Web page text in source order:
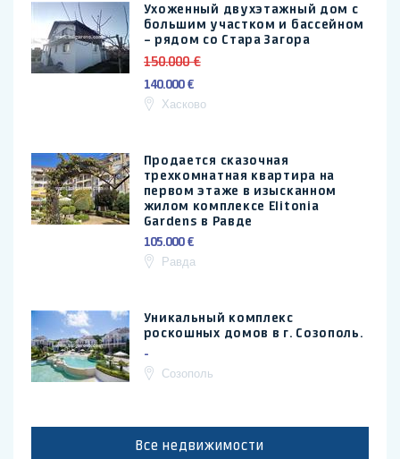
Ухоженный двухэтажный дом с
большим участком и бассейном
– рядом со Стара Загора
150.000 €
140.000 €
Хасково
Продается сказочная
трехкомнатная квартира на
первом этаже в изысканном
жилом комплексе Elitonia
Gardens в Равде
105.000 €
Равда
Уникальный комплекс
роскошных домов в г. Созополь.
-
Созополь
Все недвижимости